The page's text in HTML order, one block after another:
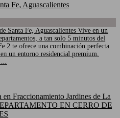
Fe, Aguascalientes
Santa Fe, Aguascalientes Vive en un
a tan solo 5 minutos del
2 te ofrece una combinación perfecta
un entorno residencial premium.
...